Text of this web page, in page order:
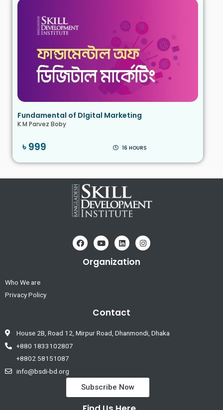
Fundamental of DIgital Marketing
K M Parvez Boby
৳ 999 16 HOURS
Organization
Who We are
Privacy Policy
Contact
House 2B, Road 12, Mirpur Road, Dhanmondi, Dhaka
+880 1833102807
+8802 58151087
info@bsdi-bd.org
Subscribe Now